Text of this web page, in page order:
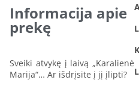
Informacija apie
prekę
Sveiki atvykę į laivą „Karalienė
Marija“… Ar išdrįsite į jį įlipti?